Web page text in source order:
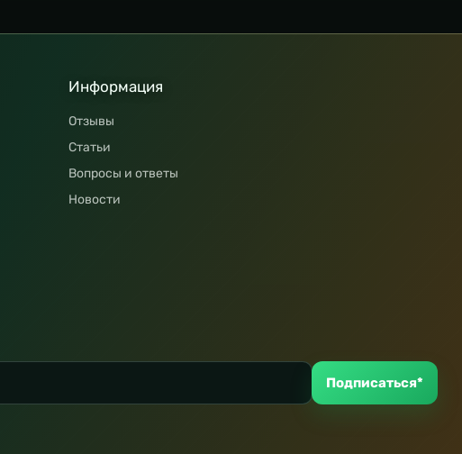
Информация
Отзывы
Статьи
Вопросы и ответы
Новости
Подписаться*